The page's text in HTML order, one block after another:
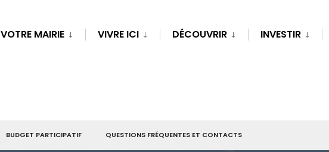
VOTRE MAIRIE VIVRE ICI DÉCOUVRIR INVESTIR
BUDGET PARTICIPATIF QUESTIONS FRÉQUENTES ET CONTACTS